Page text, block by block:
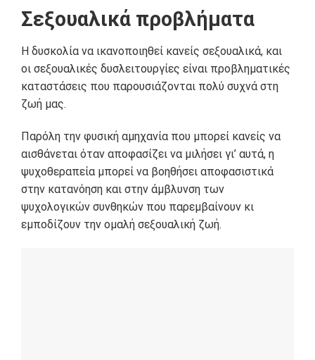
Σεξουαλικά προβλήματα
Η δυσκολία να ικανοποιηθεί κανείς σεξουαλικά, και
οι σεξουαλικές δυσλειτουργίες είναι προβληματικές
καταστάσεις που παρουσιάζονται πολύ συχνά στη
ζωή μας.
Παρόλη την φυσική αμηχανία που μπορεί κανείς να
αισθάνεται όταν αποφασίζει να μιλήσει γι’ αυτά, η
ψυχοθεραπεία μπορεί να βοηθήσει αποφασιστικά
στην κατανόηση και στην άμβλυνση των
ψυχολογικών συνθηκών που παρεμβαίνουν κι
εμποδίζουν την ομαλή σεξουαλική ζωή.